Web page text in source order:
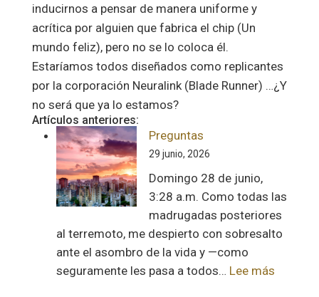
inducirnos a pensar de manera uniforme y
acrítica por alguien que fabrica el chip (Un
mundo feliz), pero no se lo coloca él.
Estaríamos todos diseñados como replicantes
por la corporación Neuralink (Blade Runner) …¿Y
no será que ya lo estamos?
Artículos anteriores:
Preguntas
29 junio, 2026
Domingo 28 de junio,
3:28 a.m. Como todas las
madrugadas posteriores
al terremoto, me despierto con sobresalto
ante el asombro de la vida y —como
seguramente les pasa a todos… Lee más: